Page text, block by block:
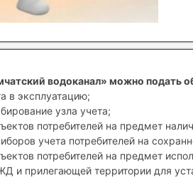
водоканал» можно подать
в эксплуатацию;
узла учета;
потребителей на предмет
учета потребителей на
потребителей на предмет
и прилегающей территории для